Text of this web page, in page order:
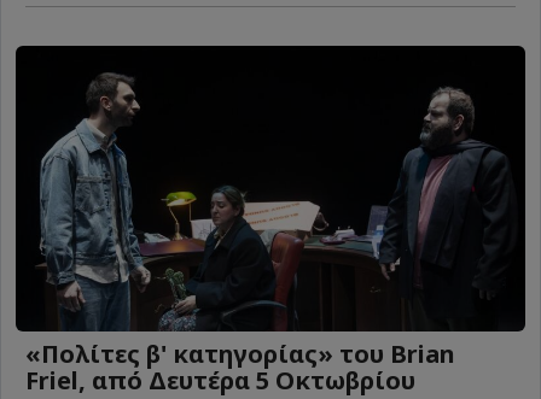
«Πολίτες β' κατηγορίας» του Brian
Friel, από Δευτέρα 5 Οκτωβρίου